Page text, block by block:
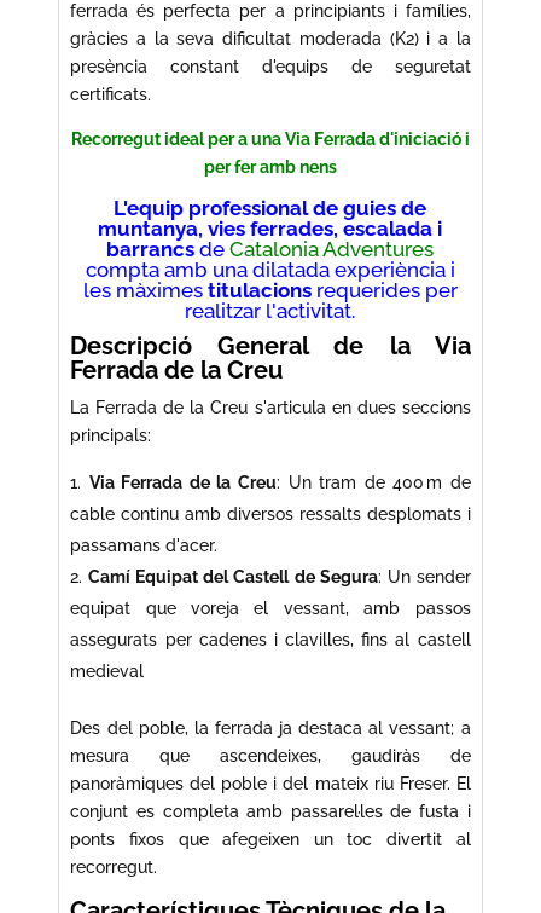
ferrada és perfecta per a principiants i famílies,
gràcies a la seva dificultat moderada (K2) i a la
presència constant d'equips de seguretat
certificats.
Recorregut ideal per a una Via Ferrada d'iniciació i
per fer amb nens
L'equip professional de guies de
muntanya, vies ferrades, escalada i
barrancsdeCatalonia Adventures
compta amb una dilatada experiència i
les màximes titulacionsrequerides per
realitzar l'activitat.
Descripció General de la Via
Ferrada de la Creu
La Ferrada de la Creu s'articula en dues seccions
principals:
Via Ferrada de la Creu: Un tram de 400 m de
cable continu amb diversos ressalts desplomats i
passamans d'acer.
Camí Equipat del Castell de Segura: Un sender
equipat que voreja el vessant, amb passos
assegurats per cadenes i clavilles, fins al castell
medieval
Des del poble, la ferrada ja destaca al vessant; a
mesura que ascendeixes, gaudiràs de
panoràmiques del poble i del mateix riu Freser. El
conjunt es completa amb passarel·les de fusta i
ponts fixos que afegeixen un toc divertit al
recorregut.